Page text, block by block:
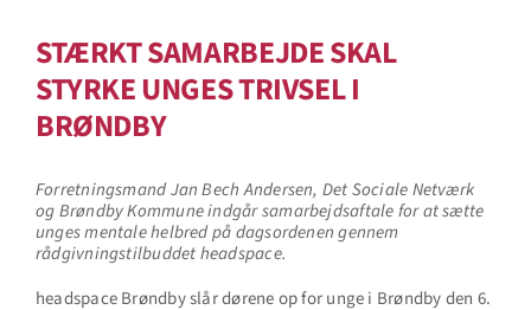
STÆRKT SAMARBEJDE SKAL
STYRKE UNGES TRIVSEL I
BRØNDBY
Forretningsmand Jan Bech Andersen, Det Sociale Netværk
og Brøndby Kommune indgår samarbejdsaftale for at sætte
unges mentale helbred på dagsordenen gennem
rådgivningstilbuddet headspace.
headspace Brøndby slår dørene op for unge i Brøndby den 6.